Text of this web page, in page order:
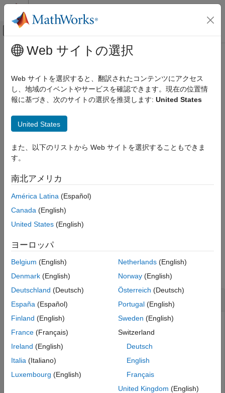
コンテンツへスキップ
オフキャンバス ナビゲーション メ
ドキュメンテーションのホーム
Modeling
Manage Design Data
hasUnsavedChanges
ON THIS PAGE
Description
Input Arguments
メインコンテンツ
hasUnsavedChanges
Determine whether connected data source has unsaved data in
memory
collapse all in page
Syntax
hasUnsavedChanges(connectionObj)
Description
connected data source
memory, and0
Examples
collapse all
Check for Unsaved Changes in Data Dictionary
dd = Simulink.data.connect( "myDictionary.sldd"
dd.x = dd.x + 2;
dirty = hasUnsavedChanges(dd)
dirty =
Web サイトの選択
Web サイトを選択すると、翻訳されたコンテンツにアクセス
し、地域のイベントやサービスを確認できます。現在の位置情
報に基づき、次のサイトの選択を推奨します: United States
United States
また、以下のリストから Web サイトを選択することもできま
す。
南北アメリカ
América Latina (Español)
Canada (English)
United States (English)
ヨーロッパ
Belgium (English)
Denmark (English)
Deutschland (Deutsch)
España (Español)
Finland (English)
France (Français)
Ireland (English)
Italia (Italiano)
Luxembourg (English)
Netherlands(English)
Norway(English)
Österreich (Deutsch)
Portugal(English)
Sweden (English)
Switzerland
Deutsch
English
Français
United Kingdom (English)